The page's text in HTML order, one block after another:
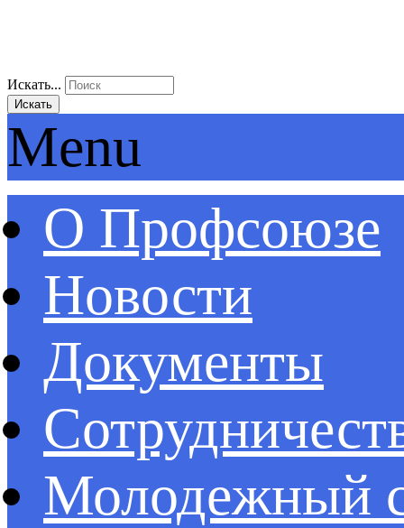
Искать...
Искать
Menu
О Профсоюзе
Новости
Документы
Молодежный